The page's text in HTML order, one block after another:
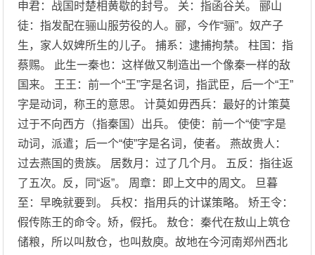
申君：战国时楚相黄歇的封号。 关：指函谷关。 郦山
徒：指发配在骊山服劳役的人。郦，今作“骊”。奴产子
生，家人奴婢所生的儿子。 捕系：逮捕拘禁。 柱国：指
蔡赐。 此生一秦也：这样做又制造出一个像秦一样的敌
国来。 王王：前一个“王”字是名词，指武臣，后一个“王”
字是动词，称王的意思。 计莫如毋西兵：最好的计策莫
过于不向西方（指秦国）出兵。 使使：前一个“使”字是
动词，派遣；后一个“使”字是名词，使者。 燕故贵人：
过去燕国的贵族。 居数月：过了几个月。 五反：指往返
了五次。反，同“返”。 周章：即上文中的周文。 旦暮
至：早晚就要到。 兵权：指用兵的计谋策略。 矫王令：
假传陈王的命令。矫，假托。 敖仓：秦代在敖山上筑仓
储粮，所以叫敖仓，也叫敖庾。故地在今河南郑州西北